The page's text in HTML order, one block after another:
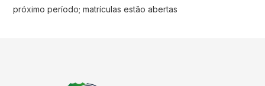
próximo período; matrículas estão abertas